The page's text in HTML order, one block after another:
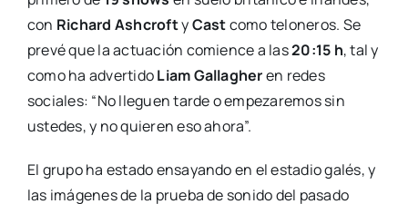
con Richard AshcroftyCastcomo teloneros. Se
prevé que la actuación comience a las20:15 h, tal y
como ha advertidoLiam Gallagheren redes
sociales: “No lleguen tarde o empezaremos sin
ustedes, y no quieren eso ahora”.
El grupo ha estado ensayando en el estadio galés, y
las imágenes de la prueba de sonido del pasado